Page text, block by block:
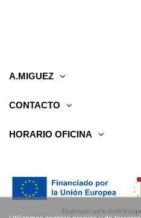
A.MIGUEZ
CONTACTO
HORARIO OFICINA